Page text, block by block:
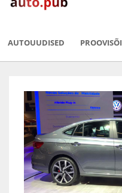
AUTOUUDISED